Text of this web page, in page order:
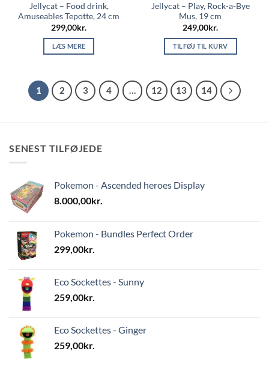
Jellycat – Food drink,
Amuseables Tepotte, 24 cm
299,00kr.
LÆS MERE
Jellycat – Play, Rock-a-Bye
Mus, 19 cm
249,00kr.
TILFØJ TIL KURV
1 2 3 4 … 12 13 14
SENEST TILFØJEDE
Pokemon - Ascended heroes Display
8.000,00kr.
Pokemon - Bundles Perfect Order
299,00kr.
Eco Sockettes - Sunny
259,00kr.
Eco Sockettes - Ginger
259,00kr.